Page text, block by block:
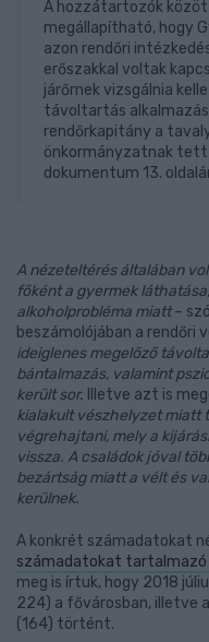
A hozzátartozók
megállapítható, hogy
azon rendőri
erőszakkal voltak
járőrnek vizsgálnia
távoltartás
rendőrkapitány a
önkormányzatnak tett
dokumentum 13.
A nézeteltérés általában
főként a gyermek
alkoholprobléma miatt–
beszámolójában a rendőri
ideiglenes megelőző
bántalmazás, valamint
került sor.
Illetve azt is
kialakult vészhelyzet miatt
végrehajtani, mely a
vissza. A családok jóval
bezártság miatt a vélt és
kerülnek.
A konkrét számadatokat
számadatokat tartalmazó
meg is írtuk, hogy 2018
224) a fővárosban, illetve
(164) történt.